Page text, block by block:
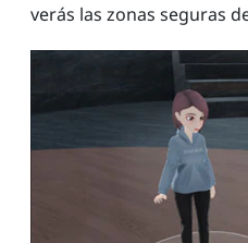
verás las zonas seguras